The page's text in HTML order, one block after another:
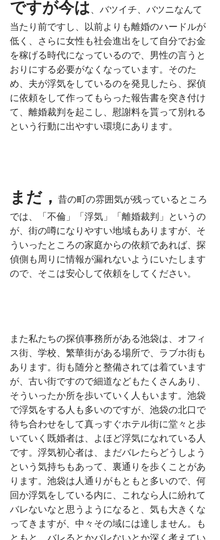
ですが今は、バツイチ、バツニなんて
当たり前ですし、以前よりも離婚のハードルが
低く、さらに女性も社会進出をして自分でお金
を稼げる時代になっているので、男性の言うと
おりにする必要がなくなっています。そのた
め、夫が浮気をしているのを発見したら、探偵
に依頼をして作ってもらった報告書を突き付け
て、離婚裁判を起こし、慰謝料を貰って別れる
という行動に出やすい環境にあります。
まだ， 昔の町の雰囲気が残っているところ
では、「不倫」「浮気」「離婚裁判」というの
が、街の噂になりやすい地域もありますが、そ
ういったところの家庭からの依頼であれば、探
偵側も周りに情報が漏れないようにいたします
ので、そこは安心して依頼をしてください。
また私たちの探偵事務所がある池袋は、オフィ
ス街、学校、繁華街がある場所で、ラブホ街も
あります。街も随分と整備されては着ています
が、古い街ですので細道などもたくさんあり、
そういったか所を歩いていく人もいます。池袋
で浮気をする人も多いのですが、池袋の北口で
待ち合わせをして真っすぐホテル街に堂々と歩
いていく既婚者は、よほど浮気になれている人
です。浮気初心者は、まだバレたらどうしよう
という気持ちもあって、裏通りを歩くことがあ
ります。池袋は人通りがもともと多いので、何
回か浮気をしている内に、これなら人に紛れて
バレないなと思うようになると、気も大きくな
ってきますが、中々その域には達しません。も
ともと、バレるとかバレないとか深く考えてい